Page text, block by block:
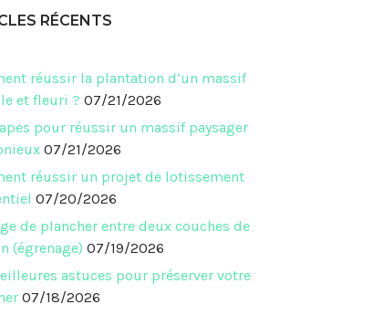
RÉCENTS
réussir la plantation d’un massif
et fleuri ? 07/21/2026
pour réussir un massif paysager
07/21/2026
réussir un projet de lotissement
07/20/2026
de plancher entre deux couches de
(égrenage) 07/19/2026
astuces pour préserver votre
07/18/2026